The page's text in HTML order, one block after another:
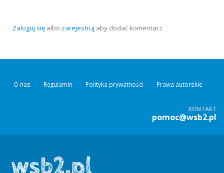
Zaloguj się albo zarejestruj aby dodać komentarz
O nas Regulamin Polityka prywatności Prawa autorskie
KONTAKT
pomoc@wsb2.pl